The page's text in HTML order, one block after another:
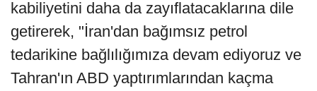
kabiliyetini daha da zayıflatacaklarına dile
getirerek, "İran'dan bağımsız petrol
tedarikine bağlılığımıza devam ediyoruz ve
Tahran'ın ABD yaptırımlarından kaçma